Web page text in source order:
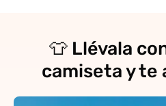
👕 Llévala
camiseta y te